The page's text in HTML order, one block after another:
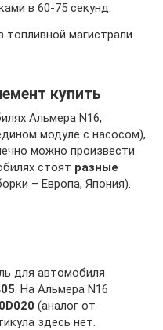
в 60-75 секунд.
топливной магистрали
купить
Альмера N16,
модуле с насосом),
можно произвести
стоят разные
– Европа, Япония).
для автомобиля
. На Альмера N16
(аналог от
здесь нет.